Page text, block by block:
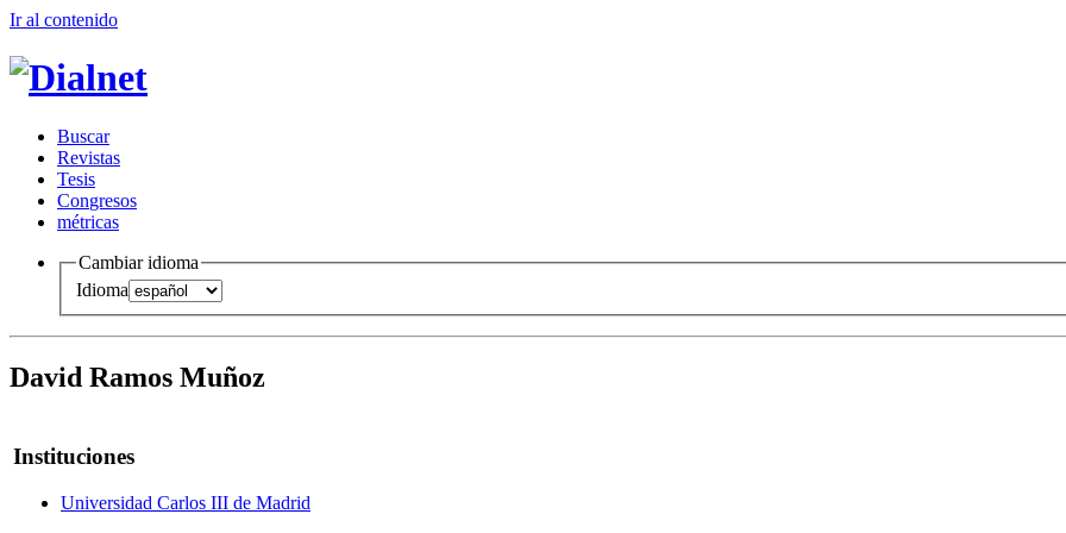
Ir al contenido
Buscar
Revistas
Tesis
Congresos
métricas
Cambiar idioma
Idioma
David Ramos Muñoz
Instituciones
Universidad Carlos III de Madrid